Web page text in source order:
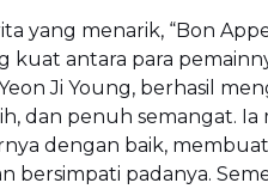
yang menarik, “Bon
kuat antara para
Ji Young, berhasil
dan penuh semangat.
dengan baik,
bersimpati padanya.